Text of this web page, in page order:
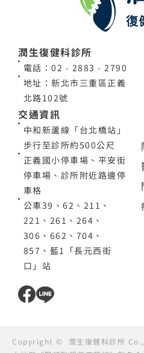
潤生復健科診所
電話：02 - 2883 - 2790
地址：新北市三重區正義
北路102號
交通資訊
中和新蘆線「台北橋站」
步行至診所約500公尺
正義國小停車場、平安街
停車場、診所附近路邊停
車格
公車39、62、211、
221、261、264、
306、662、704、
857、藍1「長元西街
口」站
Copyright © 潤生復健科診所